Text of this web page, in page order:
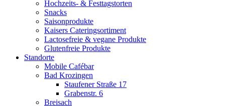
Hochzeits- & Festtagstorten
Snacks
Saisonprodukte
Kaisers Cateringsortiment
Lactosefreie & vegane Produkte
Glutenfreie Produkte
Standorte
Mobile Cafébar
Bad Krozingen
Staufener Straße 17
Grabenstr. 6
Breisach